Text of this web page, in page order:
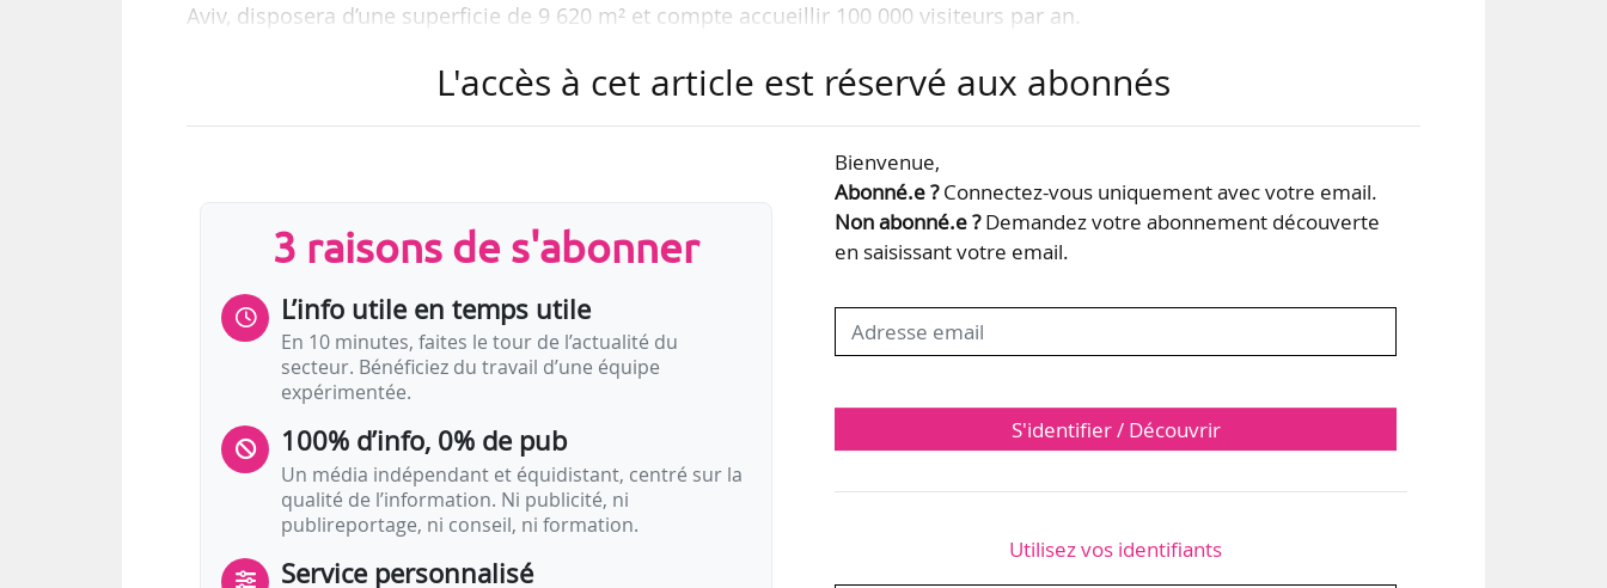
Aviv, disposera d’une superficie de 9 620 m² et compte accueillir 100 000 visiteurs par an.
Le musée comprendra un espace d’exposition évoquant l’Arche de Noé et un espace
L'accès à cet article est réservé aux abonnés
3 raisons de s'abonner
L’info utile en temps utile
En 10 minutes, faites le tour de l’actualité du
secteur. Bénéficiez du travail d’une équipe
expérimentée.
100% d’info, 0% de pub
Un média indépendant et équidistant, centré sur la
qualité de l’information. Ni publicité, ni
publireportage, ni conseil, ni formation.
Service personnalisé
Bienvenue,
Abonné.e ?Connectez-vous uniquement avec votre email.
Non abonné.e ?Demandez votre abonnement découverte
en saisissant votre email.
S'identifier / Découvrir
Utilisez vos identifiants